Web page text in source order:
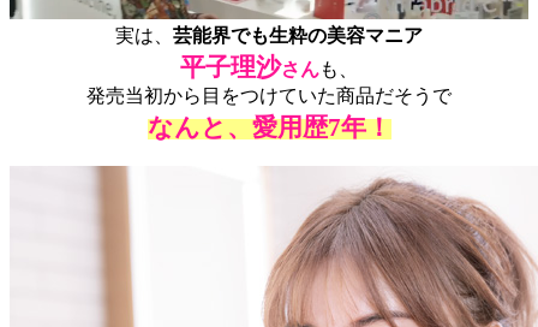
実は、 芸能界でも生粋の美容マニア
平子理沙さんも、
発売当初から目をつけていた商品だそうで
なんと、愛用歴7年！